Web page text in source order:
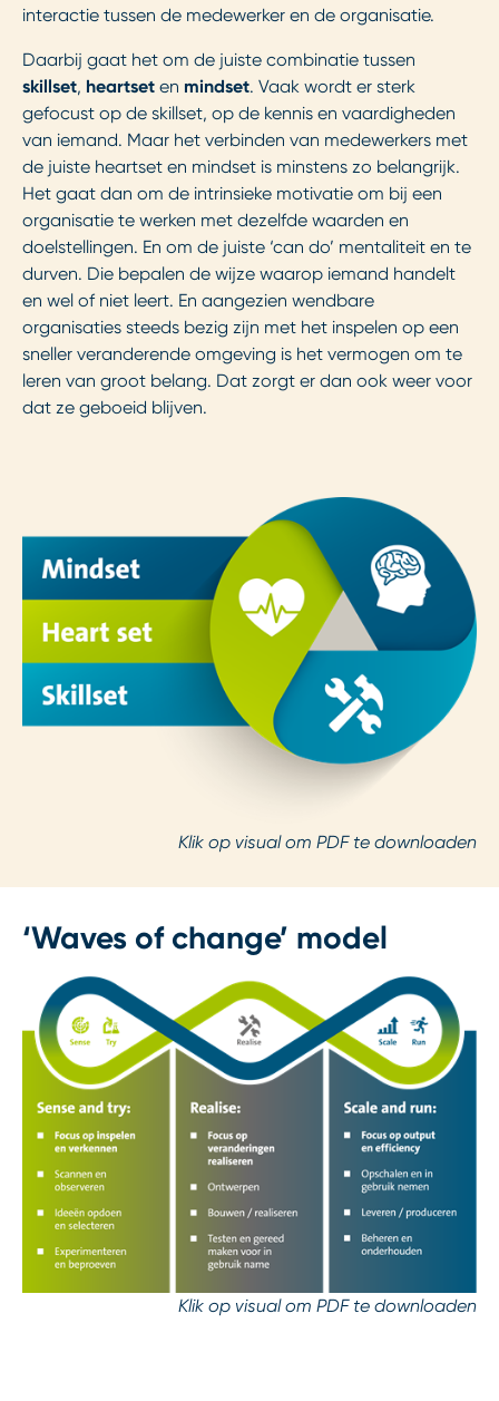
interactie tussen de medewerker en de organisatie.
Daarbij gaat het om de juiste combinatie tussen
skillset, heartset en mindset. Vaak wordt er sterk
gefocust op de skillset, op de kennis en vaardigheden
van iemand. Maar het verbinden van medewerkers met
de juiste heartset en mindset is minstens zo belangrijk.
Het gaat dan om de intrinsieke motivatie om bij een
organisatie te werken met dezelfde waarden en
doelstellingen. En om de juiste ‘can do’ mentaliteit en te
durven. Die bepalen de wijze waarop iemand handelt
en wel of niet leert. En aangezien wendbare
organisaties steeds bezig zijn met het inspelen op een
sneller veranderende omgeving is het vermogen om te
leren van groot belang. Dat zorgt er dan ook weer voor
dat ze geboeid blijven.
Klik op visual om PDF te downloaden
‘Waves of change’ model
Klik op visual om PDF te downloaden